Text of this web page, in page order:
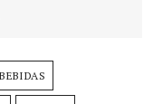
BEBIDAS